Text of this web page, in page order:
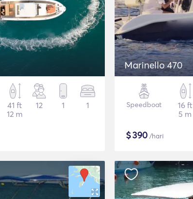
41 ft
12 m
12 1 1
Marinello 470
Speedboat
16 ft
5 m
$390 /hari